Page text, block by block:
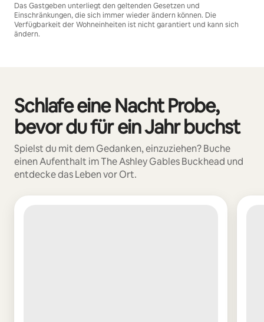
Das Gastgeben unterliegt den geltenden Gesetzen und
Einschränkungen, die sich immer wieder ändern können. Die
Verfügbarkeit der Wohneinheiten ist nicht garantiert und kann sich
ändern.
Schlafe eine Nacht Probe,
bevor du für ein Jahr buchst
Spielst du mit dem Gedanken, einzuziehen? Buche
einen Aufenthalt im The Ashley Gables Buckhead und
entdecke das Leben vor Ort.
0 von 0 Artikeln